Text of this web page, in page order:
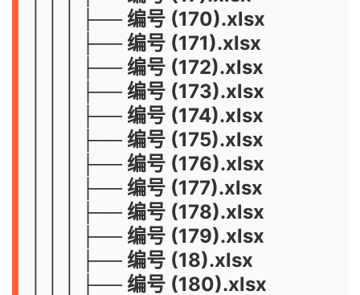
│ │ │ ├── 编号 (170).xlsx
│ │ │ ├── 编号 (171).xlsx
│ │ │ ├── 编号 (172).xlsx
│ │ │ ├── 编号 (173).xlsx
│ │ │ ├── 编号 (174).xlsx
│ │ │ ├── 编号 (175).xlsx
│ │ │ ├── 编号 (176).xlsx
│ │ │ ├── 编号 (177).xlsx
│ │ │ ├── 编号 (178).xlsx
│ │ │ ├── 编号 (179).xlsx
│ │ │ ├── 编号 (18).xlsx
│ │ │ ├── 编号 (180).xlsx